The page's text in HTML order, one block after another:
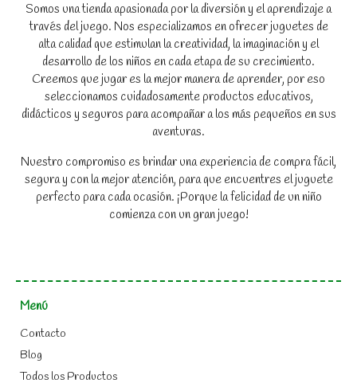
Somos una tienda apasionada por la diversión y el aprendizaje a
través del juego. Nos especializamos en ofrecer juguetes de
alta calidad que estimulan la creatividad, la imaginación y el
desarrollo de los niños en cada etapa de su crecimiento.
Creemos que jugar es la mejor manera de aprender, por eso
seleccionamos cuidadosamente productos educativos,
didácticos y seguros para acompañar a los más pequeños en sus
aventuras.
Nuestro compromiso es brindar una experiencia de compra fácil,
segura y con la mejor atención, para que encuentres el juguete
perfecto para cada ocasión. ¡Porque la felicidad de un niño
comienza con un gran juego!
Menú
Contacto
Blog
Todos los Productos